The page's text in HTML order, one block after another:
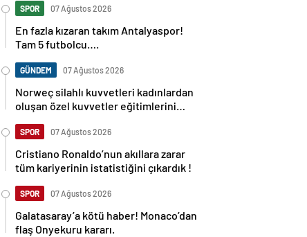
SPOR 07 Ağustos 2026
En fazla kızaran takım Antalyaspor!
Tam 5 futbolcu….
GÜNDEM 07 Ağustos 2026
Norweç silahlı kuvvetleri kadınlardan
oluşan özel kuvvetler eğitimlerini
SPOR 07 Ağustos 2026
Cristiano Ronaldo’nun akıllara zarar
tüm kariyerinin istatistiğini çıkardık !
SPOR 07 Ağustos 2026
Galatasaray’a kötü haber! Monaco’dan
flaş Onyekuru kararı.